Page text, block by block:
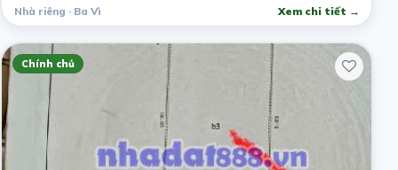
Nhà riêng · Ba Vì Xem chi tiết →
Chính chủ